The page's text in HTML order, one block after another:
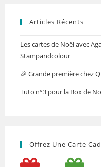
Articles Récents
Les cartes de Noël avec
Stampandcolour
🎉 Grande première chez
Tuto n°3 pour la Box de
Offrez Une Carte